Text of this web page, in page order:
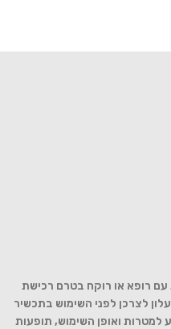
עם רופא או רוקח בטרם רכישת
לצרכן לפני השימוש בתכשיר
למטרות ואופן השימוש, תופעות